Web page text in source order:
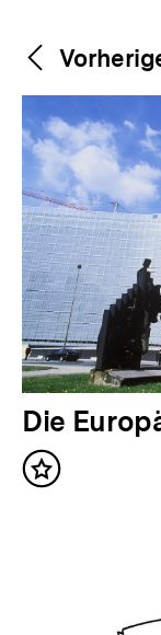
Weitere
Inhalte
Content-
Navigation
V
o
r
Die
Inhalt